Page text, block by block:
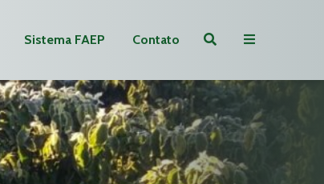
Sistema FAEP Contato